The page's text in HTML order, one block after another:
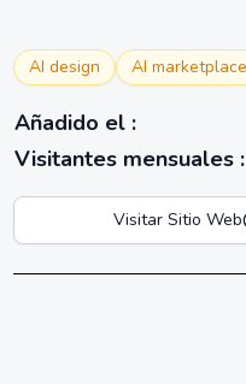
AI design AI marketplace
Añadido el :
Visitantes mensuales :
Visitar Sitio Web